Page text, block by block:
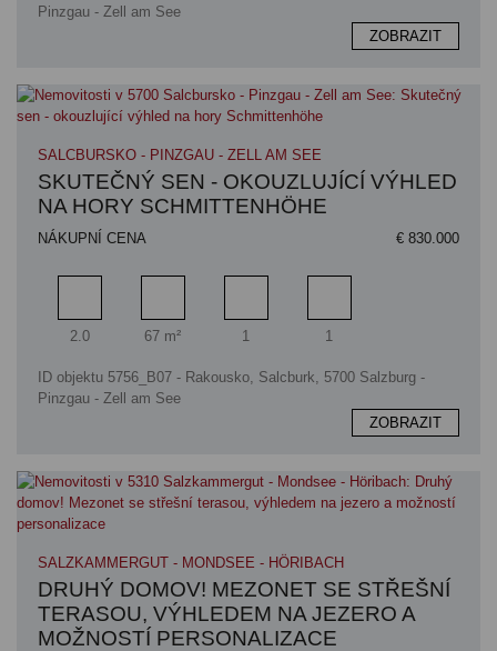
Pinzgau - Zell am See
ZOBRAZIT
SALCBURSKO - PINZGAU - ZELL AM SEE
SKUTEČNÝ SEN - OKOUZLUJÍCÍ VÝHLED
NA HORY SCHMITTENHÖHE
NÁKUPNÍ CENA € 830.000
Pokoj
2.0
Obytný prostor
67 m²
Koupelna
1
Ložnice
1
ID objektu 5756_B07 - Rakousko, Salcburk, 5700 Salzburg -
Pinzgau - Zell am See
ZOBRAZIT
SALZKAMMERGUT - MONDSEE - HÖRIBACH
DRUHÝ DOMOV! MEZONET SE STŘEŠNÍ
TERASOU, VÝHLEDEM NA JEZERO A
MOŽNOSTÍ PERSONALIZACE